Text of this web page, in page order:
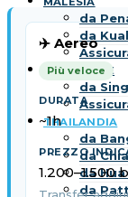
da
da
SINGAPORE
da
THAILANDIA
da
da
da Hua
da
✈️ Aereo
Più veloce
~1h
1.200–1.500